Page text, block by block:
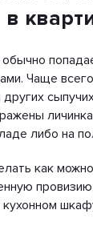
в
Чаще
либо на
как